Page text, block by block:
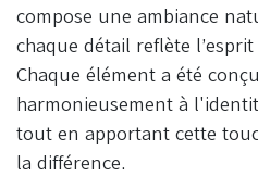
compose une ambiance
chaque détail reflète
Chaque élément a été
harmonieusement à
tout en apportant cette
la différence.